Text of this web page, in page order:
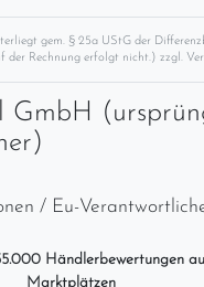
gem. § 25a UStG der
der Rechnung erfolgt nicht.) zzgl.
GmbH
/ Eu-
Händlerbewertungen
Marktplätzen